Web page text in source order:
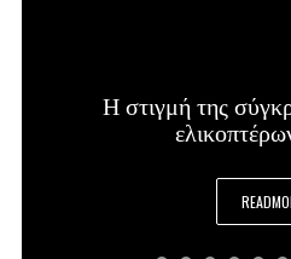
Η στιγμή της